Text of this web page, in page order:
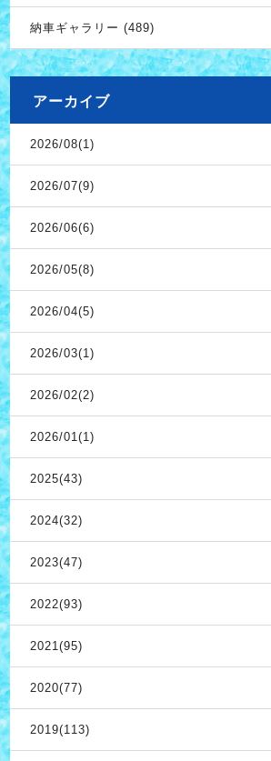
納車ギャラリー (489)
アーカイブ
2026/08(1)
2026/07(9)
2026/06(6)
2026/05(8)
2026/04(5)
2026/03(1)
2026/02(2)
2026/01(1)
2025(43)
2024(32)
2023(47)
2022(93)
2021(95)
2020(77)
2019(113)